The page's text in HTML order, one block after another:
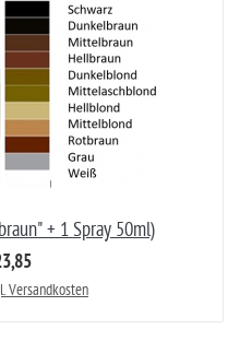
+ 1 Spray 50ml)
Versandkosten